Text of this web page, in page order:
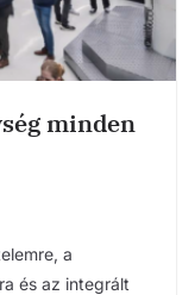
minden
a
és az integrált